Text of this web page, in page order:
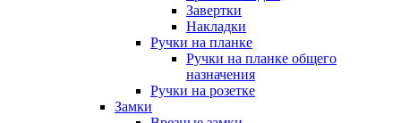
Завертки
Накладки
Ручки на планке
Ручки на планке общего
назначения
Ручки на розетке
Замки